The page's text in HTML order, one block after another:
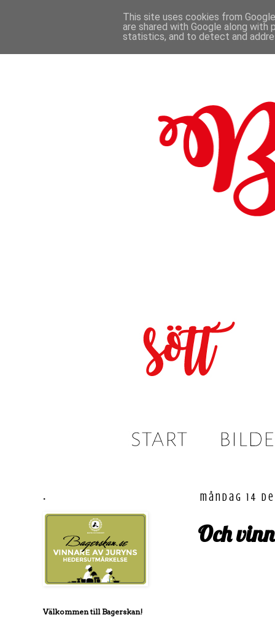
måndag 14
Och
.
Välkommen till Bagerskan!
This site uses cookies from
are shared with Google along
statistics, and to detect and